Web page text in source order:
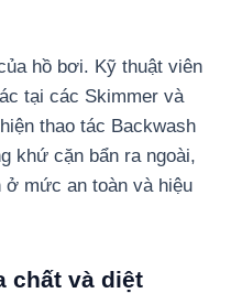
hồ bơi. Kỹ thuật viên
tại các Skimmer và
thao tác Backwash
khứ cặn bẩn ra ngoài,
ở mức an toàn và hiệu
chất và diệt